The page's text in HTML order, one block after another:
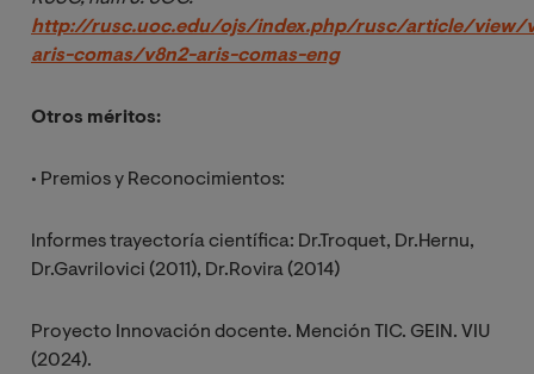
http://rusc.uoc.edu/ojs/index.php/rusc/article/view/
aris-comas/v8n2-aris-comas-eng
Otros méritos:
• Premios y Reconocimientos:
Informes trayectoría científica: Dr.Troquet, Dr.Hernu,
Dr.Gavrilovici (2011), Dr.Rovira (2014)
Proyecto Innovación docente. Mención TIC. GEIN. VIU
(2024).